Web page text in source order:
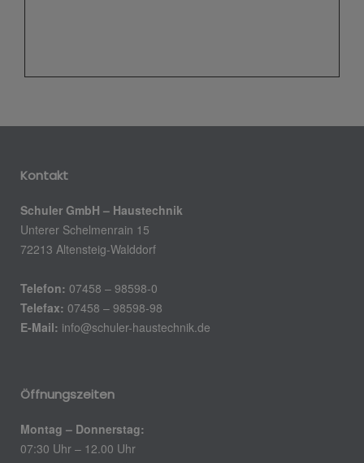
Kontakt
Schuler GmbH – Haustechnik
Unterer Schelmenrain 15
72213 Altensteig-Walddorf
Telefon: 07458 – 98598-0
Telefax: 07458 – 98598-98
E-Mail: info@schuler-haustechnik.de
Öffnungszeiten
Montag – Donnerstag:
07:30 Uhr – 12.00 Uhr